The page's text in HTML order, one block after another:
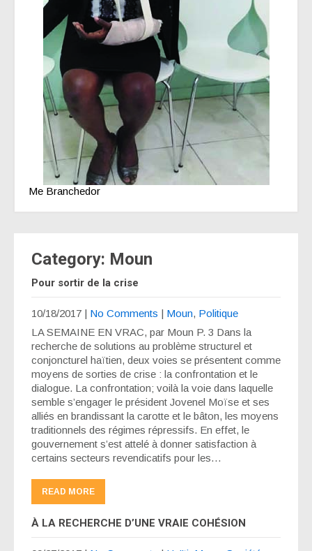
Me Branchedor
Category: Moun
Pour sortir de la crise
10/18/2017 | No Comments | Moun, Politique
LA SEMAINE EN VRAC, par Moun P. 3 Dans la
recherche de solutions au problème structurel et
conjoncturel haïtien, deux voies se présentent comme
moyens de sorties de crise : la confrontation et le
dialogue. La confrontation; voilà la voie dans laquelle
semble s’engager le président Jovenel Moïse et ses
alliés en brandissant la carotte et le bâton, les moyens
traditionnels des régimes répressifs. En effet, le
gouvernement s’est attelé à donner satisfaction à
certains secteurs revendicatifs pour les…
READ MORE
À LA RECHERCHE D’UNE VRAIE COHÉSION